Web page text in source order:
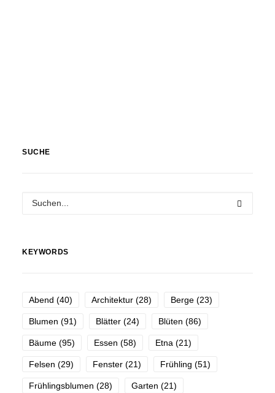
SUCHE
KEYWORDS
Abend (40) Architektur (28) Berge (23)
Blumen (91) Blätter (24) Blüten (86)
Bäume (95) Essen (58) Etna (21)
Felsen (29) Fenster (21) Frühling (51)
Frühlingsblumen (28) Garten (21)